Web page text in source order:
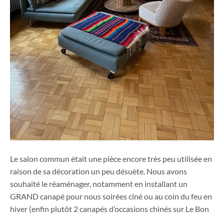
Le salon commun était une pièce encore très peu utilisée en
raison de sa décoration un peu désuète. Nous avons
souhaité le réaménager, notamment en installant un
GRAND canapé pour nous soirées ciné ou au coin du feu en
hiver (enfin plutôt 2 canapés d’occasions chinés sur Le Bon